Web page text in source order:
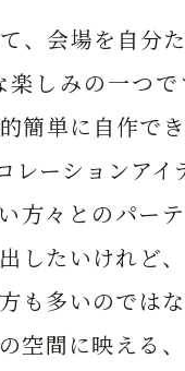
、会場を自分
しみの一つ
簡単に自作で
レーションアイ
方々とのパー
したいけれど
も多いのでは
空間に映える